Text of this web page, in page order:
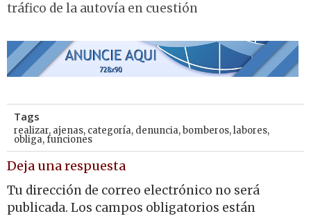
tráfico de la autovía en cuestión
Tags
realizar, ajenas, categoría, denuncia,bomberos,labores,
obliga,funciones
Deja una respuesta
Tu dirección de correo electrónico no será
publicada. Los campos obligatorios están